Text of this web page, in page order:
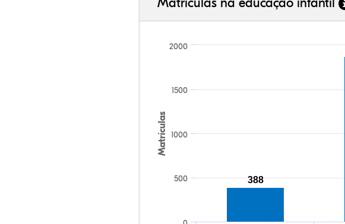
Matrículas
500
1000
1500
2000
388